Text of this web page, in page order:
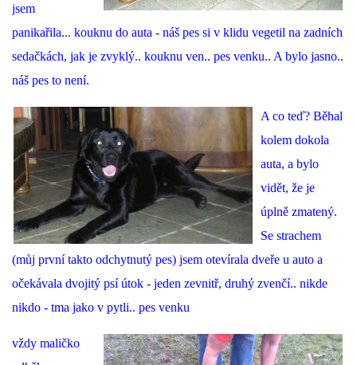
VÝCHOVA FRETKY
NEMOCI FRETEK
JAK FRETKA BYDLÍ
CESTOVÁNÍ S FRETKOU
JEDNA ČÍ VÍCE FRETEK?
KASTRACE
STRAVA
PODPORA
jsem
panikařila... kouknu do auta - náš pes si v klidu vegetil na zadních
sedačkách, jak je zvyklý.. kouknu ven.. pes venku.. A bylo jasno..
náš pes to není.
A co teď? Běhal
kolem dokola
auta, a bylo
vidět, že je
úplně zmatený.
Se strachem
(můj první takto odchytnutý pes) jsem otevírala dveře u auto a
očekávala dvojitý psí útok - jeden zevnitř, druhý zvenčí.. nikde
nikdo - tma jako v pytli.. pes venku
vždy maličko